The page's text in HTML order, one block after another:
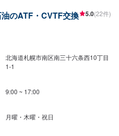
のATF・CVTF交換 5.0(22件)
北海道札幌市南区南三十六条西10丁目
1-1
9:00 ~ 17:00
月曜・木曜・祝日